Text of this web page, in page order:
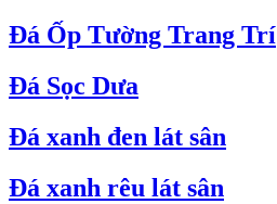
Đá Ốp Tường Trang Trí
Đá Sọc Dưa
Đá xanh đen lát sân
Đá xanh rêu lát sân